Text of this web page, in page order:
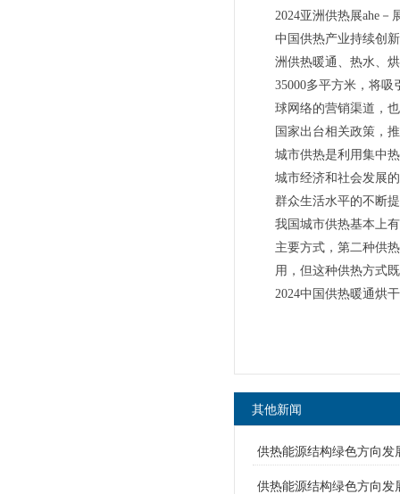
2024亚洲供热展ahe－
中国供热产业持续创
洲供热暖通、热水、
35000多平方米，将
球网络的营销渠道，
国家出台相关政策，
城市供热是利用集中
城市经济和社会发展
群众生活水平的不断
我国城市供热基本上
主要方式，第二种供
用，但这种供热方式
2024中国供热暖通烘
其他新闻
供热能源结构绿色方向
供热能源结构绿色方向